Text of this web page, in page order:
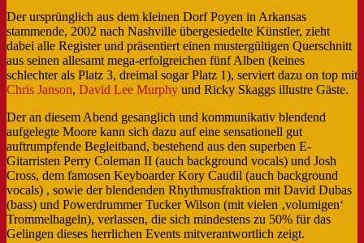
Der ursprünglich aus dem kleinen Dorf Poyen in Arkansas
stammende, 2002 nach Nashville übergesiedelte Künstler, zieht
dabei alle Register und präsentiert einen mustergültigen Querschnitt
aus seinen allesamt mega-erfolgreichen fünf Alben (keines
schlechter als Platz 3, dreimal sogar Platz 1), serviert dazu on top mit
Chris Janson, David Lee Murphy und Ricky Skaggs illustre Gäste.
Der an diesem Abend gesanglich und kommunikativ blendend
aufgelegte Moore kann sich dazu auf eine sensationell gut
auftrumpfende Begleitband, bestehend aus den superben E-
Gitarristen Perry Coleman II (auch background vocals) und Josh
Cross, dem famosen Keyboarder Kory Caudil (auch background
vocals) , sowie der blendenden Rhythmusfraktion mit David Dubas
(bass) und Powerdrummer Tucker Wilson (mit vielen ‚volumigen‘
Trommelhageln), verlassen, die sich mindestens zu 50% für das
Gelingen dieses herrlichen Events mitverantwortlich zeigt.